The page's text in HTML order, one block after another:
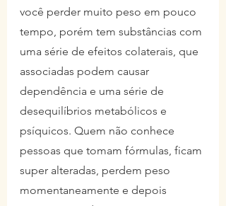
você perder muito peso em pouco
tempo, porém tem substâncias com
uma série de efeitos colaterais, que
associadas podem causar
dependência e uma série de
desequilíbrios metabólicos e
psíquicos. Quem não conhece
pessoas que tomam fórmulas, ficam
super alteradas, perdem peso
momentaneamente e depois